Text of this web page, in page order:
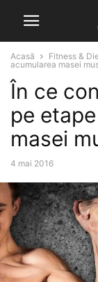
Acasă Fitness &
acumularea masei
În ce
pe
masei
4 mai 2016